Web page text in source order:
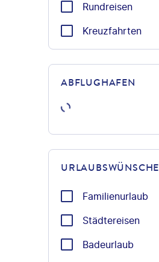
Rundreisen
Kreuzfahrten
ABFLUGHAFEN
URLAUBSWÜNSCHE
Familienurlaub
Städtereisen
Badeurlaub